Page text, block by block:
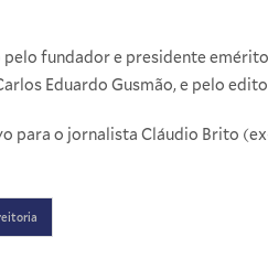
fundador e presidente
Eduardo Gusmão, e pelo
para o jornalista Cláudio Brito